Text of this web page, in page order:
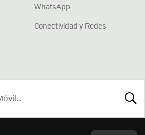
WhatsApp
Conectividad y Redes